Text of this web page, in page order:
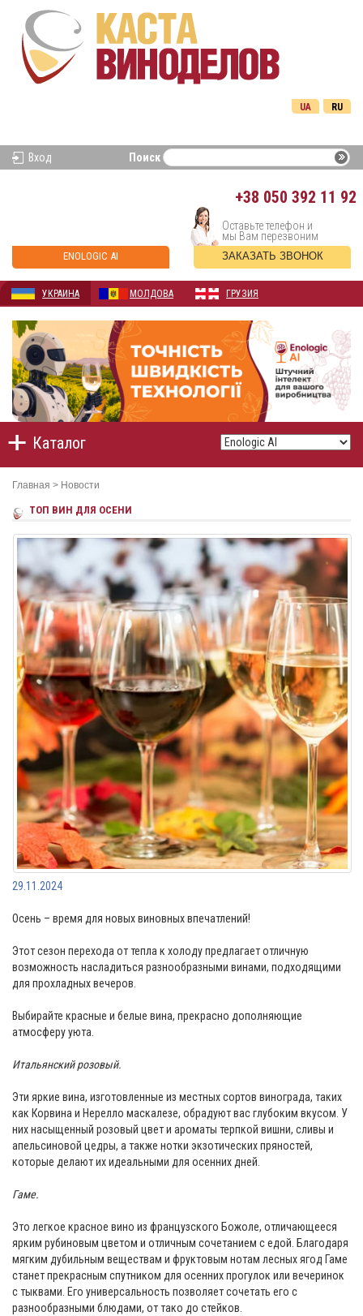
RU
UA
Вход Поиск
+38 050 392 11 92
ENOLOGIC AI
Оставьте телефон и
мы Вам перезвоним
ЗАКАЗАТЬ ЗВОНОК
УКРАИНА МОЛДОВА ГРУЗИЯ
Каталог
Главная > Новости
ТОП ВИН ДЛЯ ОСЕНИ
29.11.2024
Осень – время для новых виновных впечатлений!
Этот сезон перехода от тепла к холоду предлагает отличную
возможность насладиться разнообразными винами, подходящими
для прохладных вечеров.
Выбирайте красные и белые вина, прекрасно дополняющие
атмосферу уюта.
Итальянский розовый.
Эти яркие вина, изготовленные из местных сортов винограда, таких
как Корвина и Нерелло маскалезе, обрадуют вас глубоким вкусом. У
них насыщенный розовый цвет и ароматы терпкой вишни, сливы и
апельсиновой цедры, а также нотки экзотических пряностей,
которые делают их идеальными для осенних дней.
Гаме.
Это легкое красное вино из французского Божоле, отличающееся
ярким рубиновым цветом и отличным сочетанием с едой. Благодаря
мягким дубильным веществам и фруктовым нотам лесных ягод Гаме
станет прекрасным спутником для осенних прогулок или вечеринок
с тыквами. Его универсальность позволяет сочетать его с
разнообразными блюдами, от тако до стейков.